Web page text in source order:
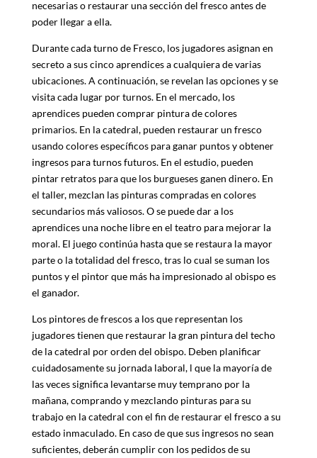
necesarias o restaurar una sección del fresco antes de
poder llegar a ella.
Durante cada turno de Fresco, los jugadores asignan en
secreto a sus cinco aprendices a cualquiera de varias
ubicaciones. A continuación, se revelan las opciones y se
visita cada lugar por turnos. En el mercado, los
aprendices pueden comprar pintura de colores
primarios. En la catedral, pueden restaurar un fresco
usando colores específicos para ganar puntos y obtener
ingresos para turnos futuros. En el estudio, pueden
pintar retratos para que los burgueses ganen dinero. En
el taller, mezclan las pinturas compradas en colores
secundarios más valiosos. O se puede dar a los
aprendices una noche libre en el teatro para mejorar la
moral. El juego continúa hasta que se restaura la mayor
parte o la totalidad del fresco, tras lo cual se suman los
puntos y el pintor que más ha impresionado al obispo es
el ganador.
Los pintores de frescos a los que representan los
jugadores tienen que restaurar la gran pintura del techo
de la catedral por orden del obispo. Deben planificar
cuidadosamente su jornada laboral, l que la mayoría de
las veces significa levantarse muy temprano por la
mañana, comprando y mezclando pinturas para su
trabajo en la catedral con el fin de restaurar el fresco a su
estado inmaculado. En caso de que sus ingresos no sean
suficientes, deberán cumplir con los pedidos de su